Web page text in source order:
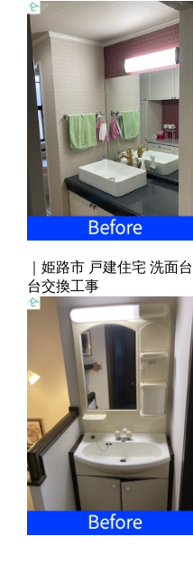
｜姫路市 戸建住宅 洗面
台交換工事